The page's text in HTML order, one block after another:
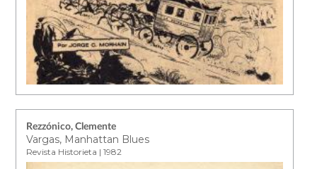
Rezzónico, Clemente
Vargas, Manhattan Blues
Revista Historieta | 1982